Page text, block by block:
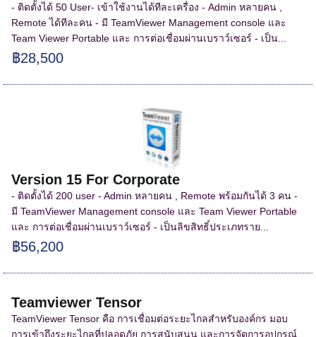
- ติดตั้งได้ 50 User- เข้าใช้งานได้ทีละเครื่อง - Admin หลายคน ,
Remote ได้ทีละคน - มี TeamViewer Management console และ
Team Viewer Portable และ การต่อเชื่อมผ่านเบราว์เซอร์ - เป็น...
฿28,500
Version 15 For Corporate
- ติดตั้งได้ 200 user - Admin หลายคน , Remote พร้อมกันได้ 3 คน -
มี TeamViewer Management console และ Team Viewer Portable
และ การต่อเชื่อมผ่านเบราว์เซอร์ - เป็นลิขสิทธิ์ประเภทราย...
฿56,200
Teamviewer Tensor
TeamViewer Tensor คือ การเชื่อมต่อระยะไกลสำหรับองค์กร มอบ
การเข้าถึงระยะไกลที่ปลอดภัย การสนับสนุน และการจัดการอุปกรณ์